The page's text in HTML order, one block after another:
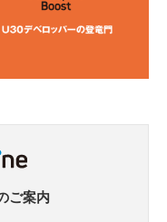
ご案内